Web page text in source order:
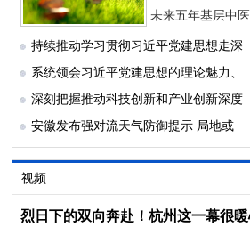
未来五年基层中
持续推动学习贯彻习近平党建思想走深
系统领会习近平党建思想的理论魅力、
深刻把握推动科技创新和产业创新深度
安徽发布强对流天气防御提示 局地或
视频
烈日下的双向奔赴！杭州这一幕很